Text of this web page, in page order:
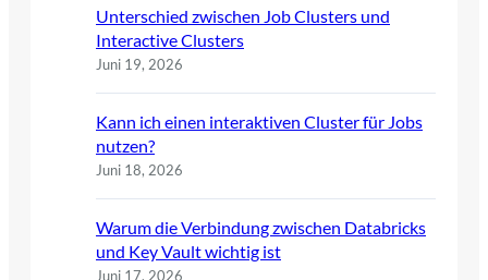
Unterschied zwischen Job Clusters und
Interactive Clusters
Juni 19, 2026
Kann ich einen interaktiven Cluster für Jobs
nutzen?
Juni 18, 2026
Warum die Verbindung zwischen Databricks
und Key Vault wichtig ist
Juni 17, 2026